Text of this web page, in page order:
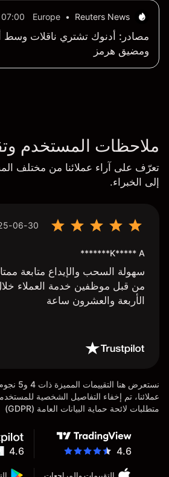
Reuters News
•
Europe 07:00 (UTC), 31 يوليو 2026
مصادر: أدنوك تشتري ناقلات وسط
ومضيق هرمز
ملاحظات المستخدم
تعرّف على آراء عملائنا من مختلف
إلى الخبراء.
06-30
K***** A*******
سهولة السحب والإيداع متابعة
من قبل موظفين خدمة العملاء
الأربعة والعشرون ساعة
نستعرض
عملائنا، تم إخفاء التفاصيل الشخصية
متطلبات لائحة حماية البيانات العامة (GDPR)
4.6
التقييمات والمراجعات
4.6